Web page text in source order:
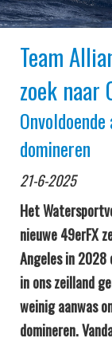
Team
zoek naar
domineren
21-6-2025
Het
nieuwe 49erFX
Angeles in 2028
in ons zeilland
weinig aanwas
domineren.